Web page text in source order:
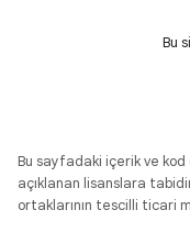
Bu
Bu sayfadaki içerik ve
açıklanan lisanslara
ortaklarının tescilli ticari